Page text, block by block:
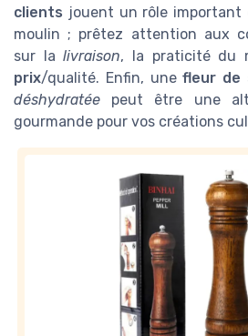
clients jouent un rôle important
moulin ; prêtez attention aux
sur lalivraison, la praticité du
prix/qualité. Enfin, unefleur de
déshydratée peut être une
gourmande pour vos créations